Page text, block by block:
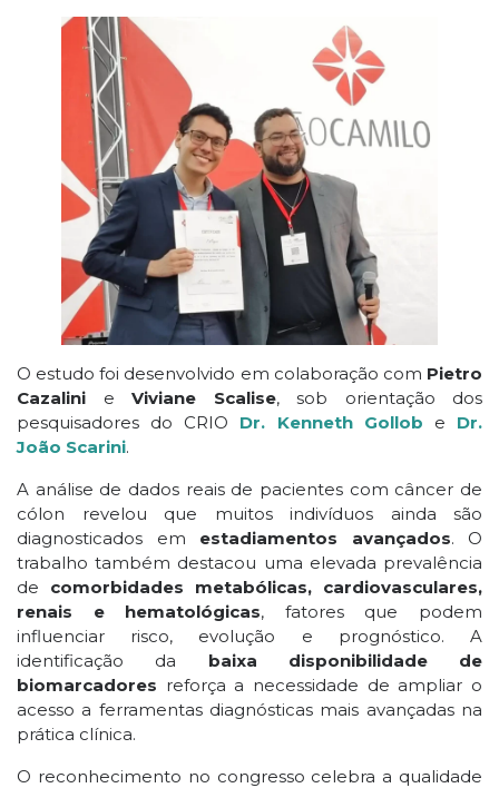
O estudo foi desenvolvido em colaboração com Pietro
Cazalini e Viviane Scalise, sob orientação dos
pesquisadores do CRIO Dr. Kenneth Gollob e Dr.
João Scarini.
A análise de dados reais de pacientes com câncer de
cólon revelou que muitos indivíduos ainda são
diagnosticados em estadiamentos avançados. O
trabalho também destacou uma elevada prevalência
de comorbidades metabólicas, cardiovasculares,
renais e hematológicas, fatores que podem
influenciar risco, evolução e prognóstico. A
identificação da baixa disponibilidade de
biomarcadores reforça a necessidade de ampliar o
acesso a ferramentas diagnósticas mais avançadas na
prática clínica.
O reconhecimento no congresso celebra a qualidade